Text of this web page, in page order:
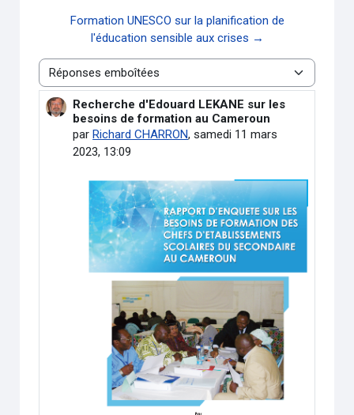
Formation UNESCO sur la planification de
l'éducation sensible aux crises →
Type d’affichage
Recherche d'Edouard LEKANE sur les
besoins de formation au Cameroun
parRichard CHARRON,samedi 11 mars
2023, 13:09
Nombre de réponses : 0